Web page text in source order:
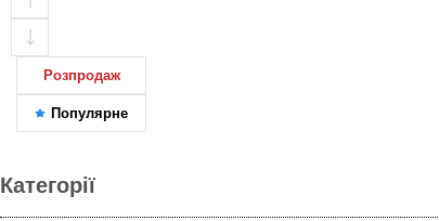
Розпродаж
Популярне
Категорії